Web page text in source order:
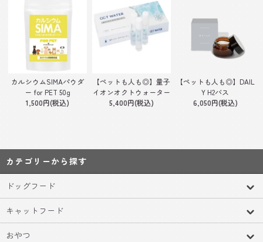
カルシウムSIMAパウダ
ー for PET 50g
1,500円(税込)
【ペットも人も◎】量子
イオンオクトウォーター
5,400円(税込)
【ペットも人も◎】DAIL
Y H2バス
6,050円(税込)
カテゴリーから探す
ドッグフード
キャットフード
おやつ